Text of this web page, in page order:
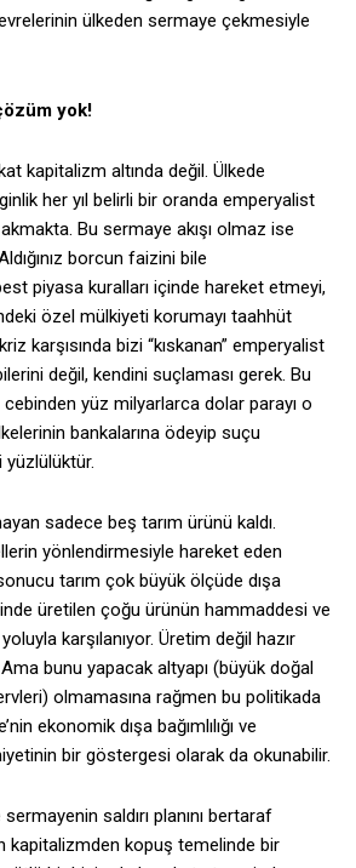
ülkeden sermaye çekmesiyle
yok!
kapitalizm altında değil. Ülkede
her yıl belirli bir oranda emperyalist
Bu sermaye akışı olmaz ise
borcun faizini bile
piyasa kuralları içinde hareket etmeyi,
özel mülkiyeti korumayı taahhüt
karşısında bizi “kıskanan” emperyalist
değil, kendini suçlaması gerek. Bu
yüz milyarlarca dolar parayı o
bankalarına ödeyip suçu
yüzlülüktür.
sadece beş tarım ürünü kaldı.
yönlendirmesiyle hareket eden
tarım çok büyük ölçüde dışa
üretilen çoğu ürünün hammaddesi ve
karşılanıyor. Üretim değil hazır
bunu yapacak altyapı (büyük doğal
olmamasına rağmen bu politikada
ekonomik dışa bağımlılığı ve
bir göstergesi olarak da okunabilir.
saldırı planını bertaraf
kapitalizmden kopuş temelinde bir